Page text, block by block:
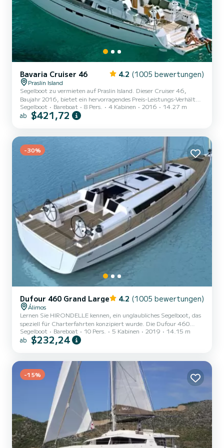
Bavaria Cruiser 46 4.2 (1005 bewertungen)
Praslin Island
Segelboot zu vermieten auf Praslin Island. Dieser Cruiser 46,
Baujahr 2016, bietet ein hervorragendes Preis-Leistungs-Verhältnis
für eine Kreuzfahrt von einigen Tagen oder sogar einigen Wochen.
Auf diesem 14 Meter langen Segelboot werden Sie eine
Toiletten mit Dusche Dieses Boot ist mit einem Großsegel mit...
Segelboot Bareboat 8 Pers. 4 Kabinen 2016 14.27 m
ab $421,72
-30%
Dufour 460 Grand Large 4.2 (1005 bewertungen)
Álimos
Lernen Sie HIRONDELLE kennen, ein unglaubliches Segelboot, das
speziell für Charterfahrten konzipiert wurde. Die Dufour 460
Grand Large wurde 2019 gebaut und bringt Sie zu den schönsten
Ankerplätzen in Marina Alimos. Das Segelboot ist 14 Meter lang
Toiletten mit Dusche ausgestattet. Sie verfügt über die folgende
Ausstattung: Autopilot, Außenbordmotor, Bugstrahlruder,
Lautspr...
Segelboot Bareboat 10 Pers. 5 Kabinen 2019 14.15 m
ab $232,24
-15%